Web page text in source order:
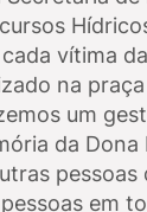
vítima
na
um
da Dona
pessoas
em